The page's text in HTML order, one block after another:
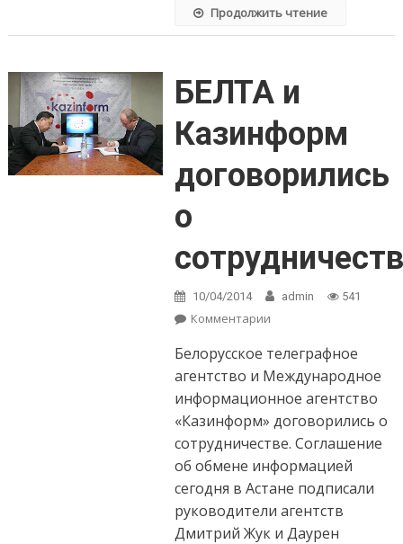
Продолжить чтение
БЕЛТА и
Казинформ
договорились
о
10/04/2014 admin 541
Комментарии
договорились о
сотрудничестве
Белорусское телеграфное
агентство и Международное
информационное агентство
«Казинформ» договорились о
сотрудничестве. Соглашение
об обмене информацией
сегодня в Астане подписали
руководители агентств
Дмитрий Жук и Даурен